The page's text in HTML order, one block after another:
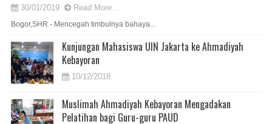
30/01/2019 Read More...
Bogor,SHR - Mencegah timbulnya bahaya...
Kunjungan Mahasiswa UIN Jakarta ke Ahmadiyah
Kebayoran
10/12/2018
Muslimah Ahmadiyah Kebayoran Mengadakan
Pelatihan bagi Guru-guru PAUD